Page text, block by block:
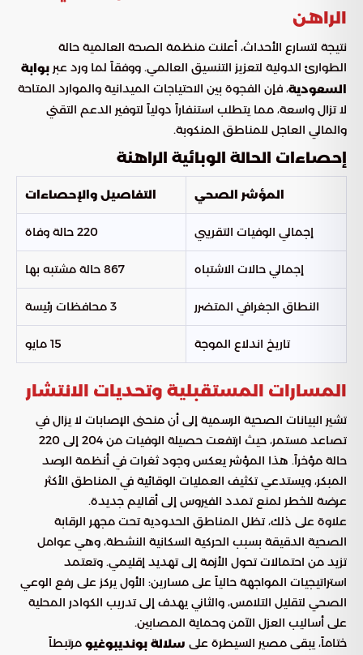
الراهن
نتيجة لتسارع الأحداث، أعلنت منظمة الصحة العالمية حالة
الطوارئ الدولية لتعزيز التنسيق العالمي. ووفقاً لما ورد عبر بوابة
السعودية، فإن الفجوة بين الاحتياجات الميدانية والموارد المتاحة
لا تزال واسعة، مما يتطلب استنفاراً دولياً لتوفير الدعم التقني
والمالي العاجل للمناطق المنكوبة.
إحصاءات الحالة الوبائية الراهنة
المؤشر الصحي التفاصيل والإحصاءات
إجمالي الوفيات التقريبي 220 حالة وفاة
إجمالي حالات الاشتباه 867 حالة مشتبه بها
النطاق الجغرافي المتضرر 3 محافظات رئيسة
تاريخ اندلاع الموجة 15 مايو
المسارات المستقبلية وتحديات الانتشار
تشير البيانات الصحية الرسمية إلى أن منحنى الإصابات لا يزال في
تصاعد مستمر، حيث ارتفعت حصيلة الوفيات من 204 إلى 220
حالة مؤخراً. هذا المؤشر يعكس وجود ثغرات في أنظمة الرصد
المبكر، ويستدعي تكثيف العمليات الوقائية في المناطق الأكثر
عرضة للخطر لمنع تمدد الفيروس إلى أقاليم جديدة.
علاوة على ذلك، تظل المناطق الحدودية تحت مجهر الرقابة
الصحية الدقيقة بسبب الحركية السكانية النشطة، وهي عوامل
تزيد من احتمالات تحول الأزمة إلى تهديد إقليمي. وتعتمد
استراتيجيات المواجهة حالياً على مسارين: الأول يركز على رفع الوعي
الصحي لتقليل التلامس، والثاني يهدف إلى تدريب الكوادر المحلية
على أساليب العزل الآمن وحماية المصابين.
ختاماً، يبقى مصير السيطرة على سلالة بونديبوغيو مرتبطاً